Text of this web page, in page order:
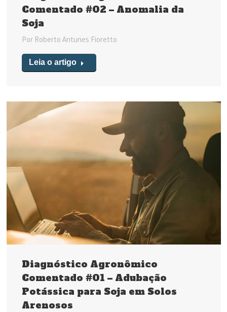
Comentado #02 – Anomalia da
Soja
Por Roberto Antunes Fioretto
Leia o artigo
Diagnóstico Agronômico
Comentado #01 – Adubação
Potássica para Soja em Solos
Arenosos